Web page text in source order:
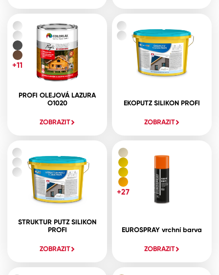
PROFI OLEJOVÁ LAZURA
O1020
ZOBRAZIT
+11
EKOPUTZ SILIKON PROFI
ZOBRAZIT
STRUKTUR PUTZ SILIKON
PROFI
ZOBRAZIT
EUROSPRAY vrchní barva
ZOBRAZIT
+27